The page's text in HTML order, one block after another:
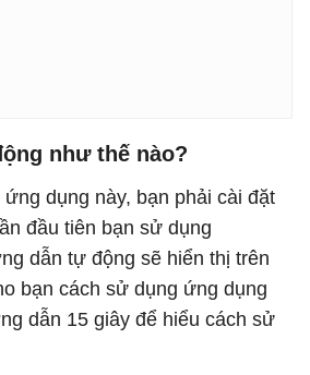
như thế nào?
dụng này, bạn phải cài đặt
đầu tiên bạn sử dụng
dẫn tự động sẽ hiển thị trên
bạn cách sử dụng ứng dụng
dẫn 15 giây để hiểu cách sử